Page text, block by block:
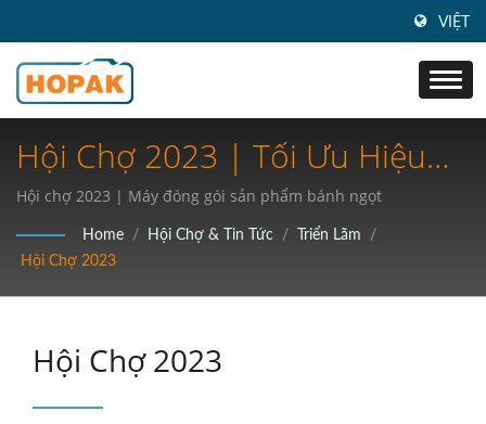
VIỆT
Hội Chợ 2023 | Tối Ưu Hiệu
Quả: Khám Phá Giải Pháp
Đóng Gói Tốc Độ Cao Nhất
Cho Ngành Của Bạn
Hội chợ 2023 | Máy đóng gói sản phẩm bánh ngọt
Home / Hội Chợ & Tin Tức / Triển Lãm
/
Hội Chợ 2023
Hội Chợ 2023